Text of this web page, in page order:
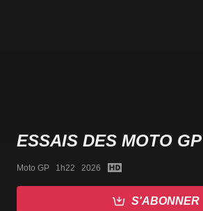
ESSAIS DES MOTO GP
Moto GP   1h22   2026
S'ABONNER